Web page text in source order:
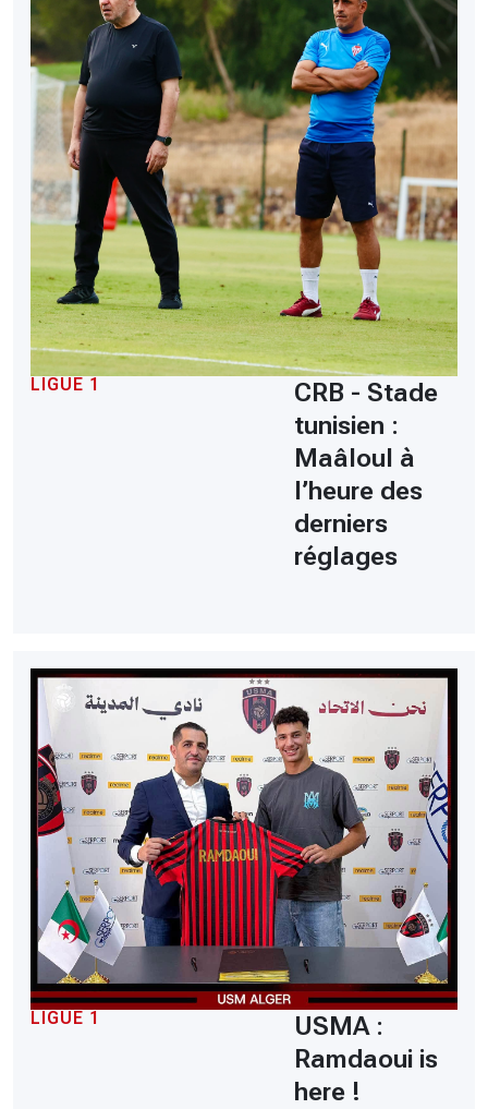
LIGUE 1
CRB - Stade
tunisien :
Maâloul à
l’heure des
derniers
réglages
LIGUE 1
USMA :
Ramdaoui is
here !